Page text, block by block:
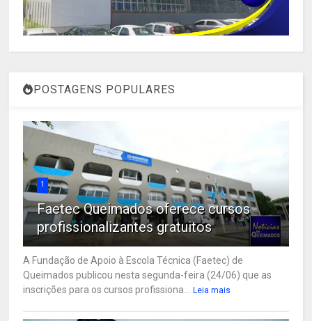
POSTAGENS POPULARES
1
Faetec Queimados oferece cursos
profissionalizantes gratuitos
A Fundação de Apoio à Escola Técnica (Faetec) de
Queimados publicou nesta segunda-feira (24/06) que as
inscrições para os cursos profissiona...
Leia mais